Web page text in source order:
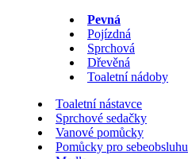
Pevná
Pojízdná
Sprchová
Dřevěná
Toaletní nádoby
Toaletní nástavce
Sprchové sedačky
Vanové pomůcky
Pomůcky pro sebeobsluhu